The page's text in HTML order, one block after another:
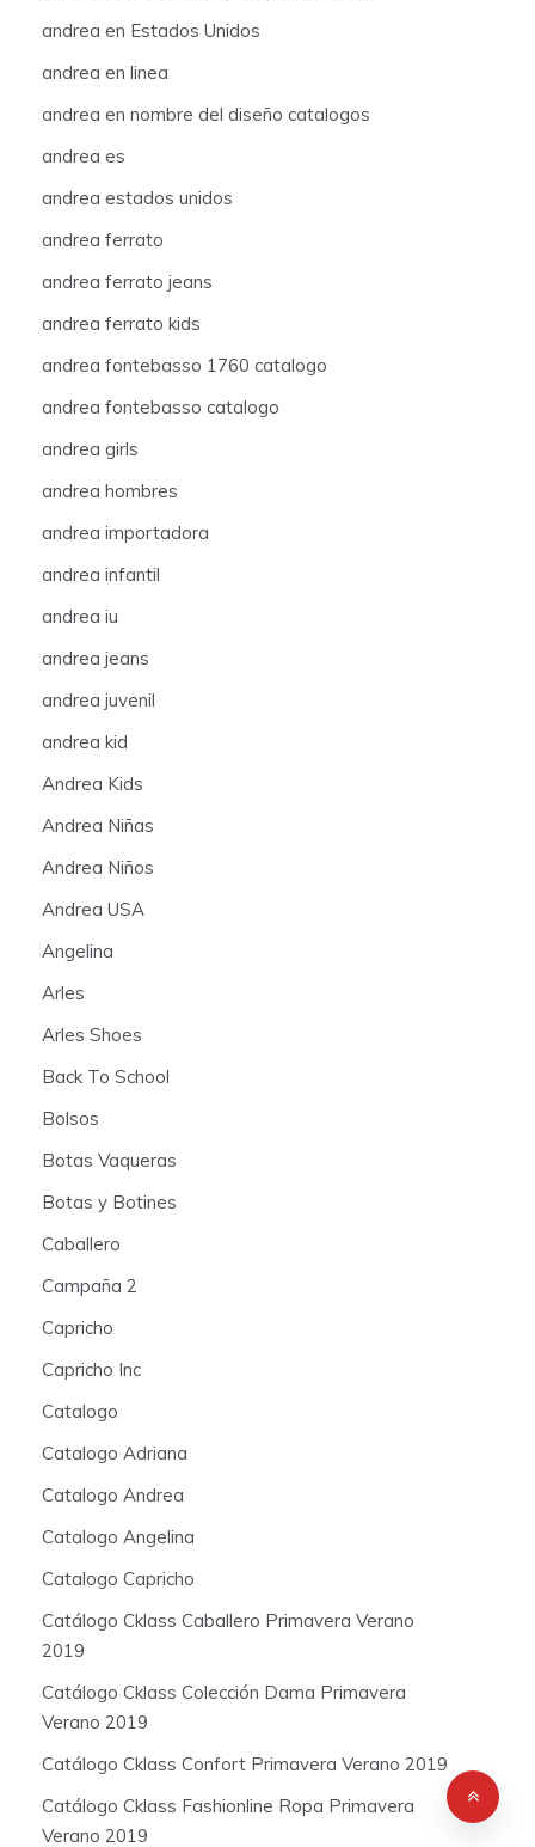
andrea en Estados Unidos
andrea en linea
andrea en nombre del diseño catalogos
andrea es
andrea estados unidos
andrea ferrato
andrea ferrato jeans
andrea ferrato kids
andrea fontebasso 1760 catalogo
andrea fontebasso catalogo
andrea girls
andrea hombres
andrea importadora
andrea infantil
andrea iu
andrea jeans
andrea juvenil
andrea kid
Andrea Kids
Andrea Niñas
Andrea Niños
Andrea USA
Angelina
Arles
Arles Shoes
Back To School
Bolsos
Botas Vaqueras
Botas y Botines
Caballero
Campaña 2
Capricho
Capricho Inc
Catalogo
Catalogo Adriana
Catalogo Andrea
Catalogo Angelina
Catalogo Capricho
Catálogo Cklass Caballero Primavera Verano
2019
Catálogo Cklass Colección Dama Primavera
Verano 2019
Catálogo Cklass Confort Primavera Verano 2019
Catálogo Cklass Fashionline Ropa Primavera
Verano 2019